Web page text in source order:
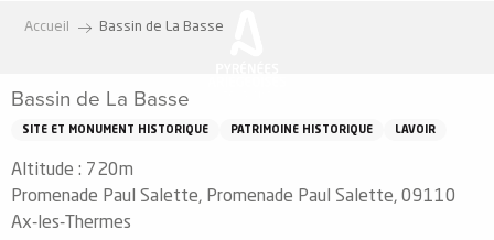
principal
Accueil Bassin de La Basse
Bassin de La Basse
SITE ET MONUMENT HISTORIQUE PATRIMOINE HISTORIQUE LAVOIR
Altitude : 720m
Promenade Paul Salette, Promenade Paul Salette, 09110
Ax-les-Thermes